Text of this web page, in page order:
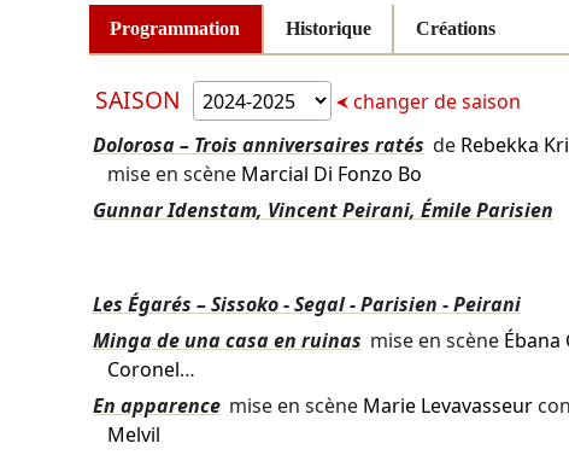
Programmation Historique Créations
SAISON
changer de saison
Dolorosa – Trois anniversaires ratés de Rebekka
mise en scène Marcial Di Fonzo Bo
Gunnar Idenstam, Vincent Peirani, Émile Parisien
Les Égarés – Sissoko - Segal - Parisien - Peirani
Minga de una casa en ruinas mise en scène Ébana
Coronel…
En apparence mise en scène Marie Levavasseur
Melvil